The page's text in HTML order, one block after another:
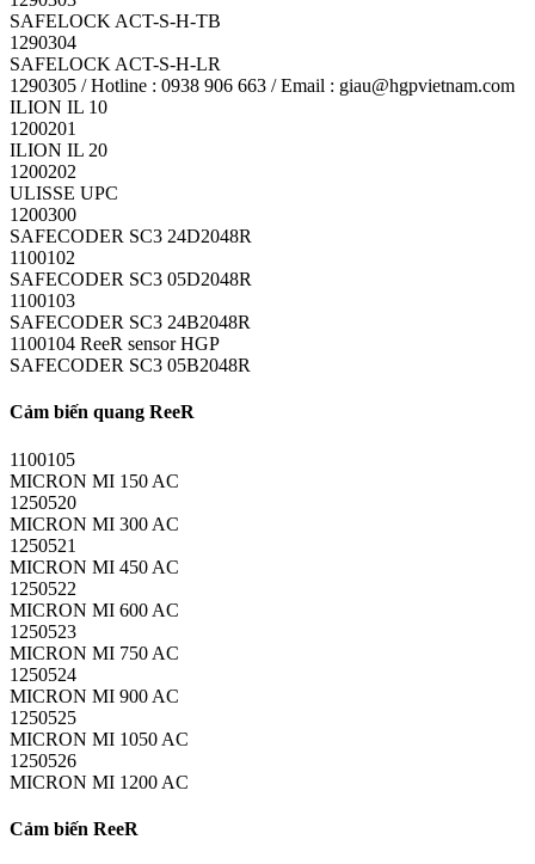
SAFELOCK ACT-S-H-TB
1290304
SAFELOCK ACT-S-H-LR
1290305 / Hotline : 0938 906 663 / Email : giau@hgpvietnam.com
ILION IL 10
1200201
ILION IL 20
1200202
ULISSE UPC
1200300
SAFECODER SC3 24D2048R
1100102
SAFECODER SC3 05D2048R
1100103
SAFECODER SC3 24B2048R
1100104 ReeR sensor HGP
SAFECODER SC3 05B2048R
Cảm biến quang ReeR
1100105
MICRON MI 150 AC
1250520
MICRON MI 300 AC
1250521
MICRON MI 450 AC
1250522
MICRON MI 600 AC
1250523
MICRON MI 750 AC
1250524
MICRON MI 900 AC
1250525
MICRON MI 1050 AC
1250526
MICRON MI 1200 AC
Cảm biến ReeR